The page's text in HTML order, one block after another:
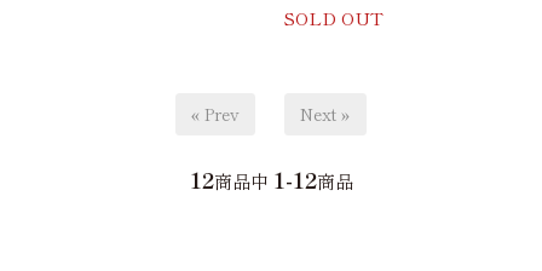
SOLD OUT
« Prev Next »
12商品中 1-12商品